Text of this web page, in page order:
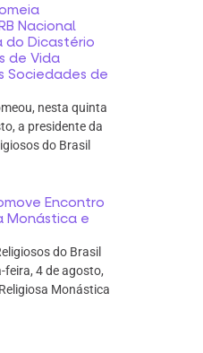
Nacional
do Dicastério
de Vida
Sociedades de
nesta quinta
a presidente da
do Brasil
Encontro
Monástica e
do Brasil
feira, 4 de agosto,
Monástica